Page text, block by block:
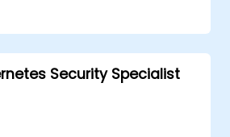
application-developer-
Security Specialist